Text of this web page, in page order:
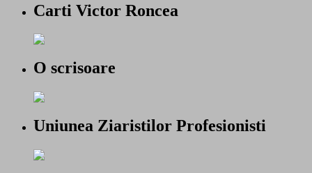
Carti Victor Roncea
O scrisoare
Uniunea Ziaristilor Profesionisti